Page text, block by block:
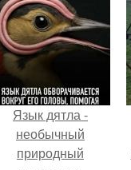
Язык дятла -
необычный
природный